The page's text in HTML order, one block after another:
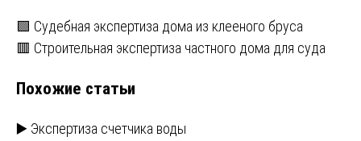
Навигация
записям
🟩 Судебная экспертиза дома из клееного бруса
🟥 Строительная экспертиза частного дома для суда
Похожие статьи
▶️ Экспертиза счетчика воды